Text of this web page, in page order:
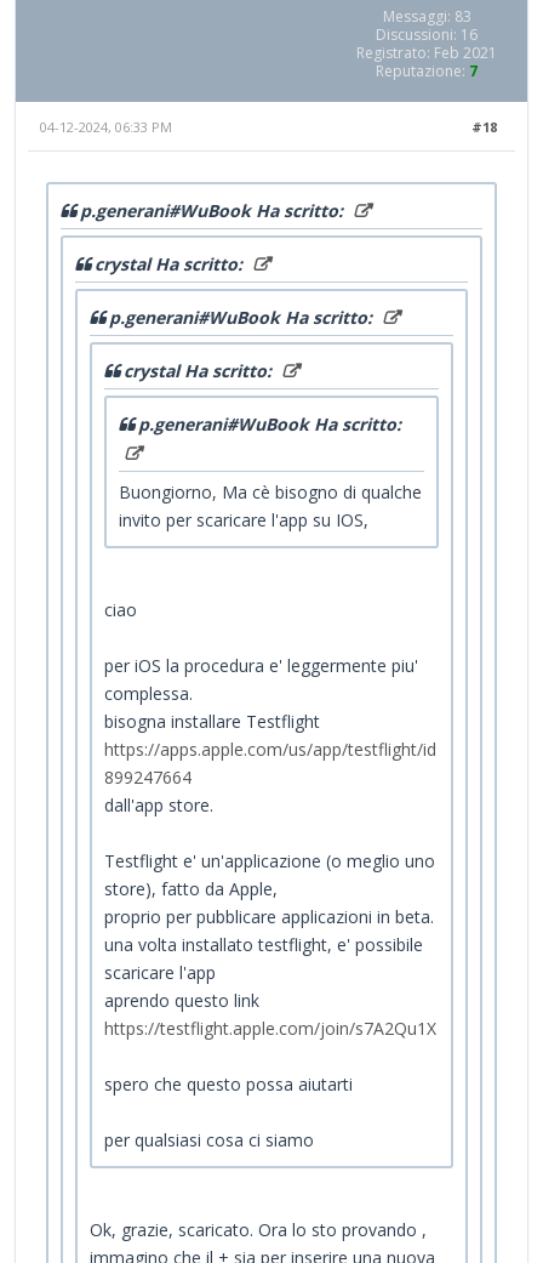
Messaggi: 83
Discussioni: 16
Registrato: Feb 2021
Reputazione: 7
#18
04-12-2024, 06:33 PM
p.generani#WuBook Ha scritto:
crystal Ha scritto:
p.generani#WuBook Ha scritto:
crystal Ha scritto:
p.generani#WuBook Ha scritto:
Buongiorno, Ma cè bisogno di qualche
invito per scaricare l'app su IOS,
ciao
per iOS la procedura e' leggermente piu'
complessa.
bisogna installare Testflight
https://apps.apple.com/us/app/testflight/id
899247664
dall'app store.
Testflight e' un'applicazione (o meglio uno
store), fatto da Apple,
proprio per pubblicare applicazioni in beta.
una volta installato testflight, e' possibile
scaricare l'app
aprendo questo link
https://testflight.apple.com/join/s7A2Qu1X
spero che questo possa aiutarti
per qualsiasi cosa ci siamo
Ok, grazie, scaricato. Ora lo sto provando ,
immagino che il + sia per inserire una nuova